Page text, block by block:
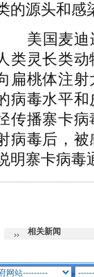
的源头和感
美国麦迪逊
类灵长类
扁桃体注
病毒水平
传播寨卡
病毒后，
明寨卡病毒
相关新闻